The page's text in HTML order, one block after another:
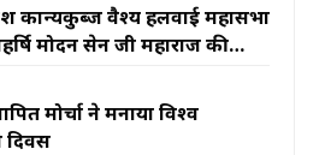
कान्यकुब्ज वैश्य हलवाई महासभा
मोदन सेन जी महाराज की
मोर्चा ने मनाया विश्व
दिवस